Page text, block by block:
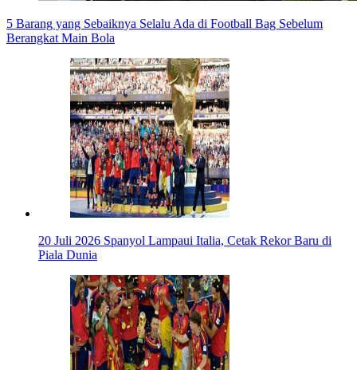
5 Barang yang Sebaiknya Selalu Ada di Football Bag Sebelum
Berangkat Main Bola
20 Juli 2026 Spanyol Lampaui Italia, Cetak Rekor Baru di
Piala Dunia